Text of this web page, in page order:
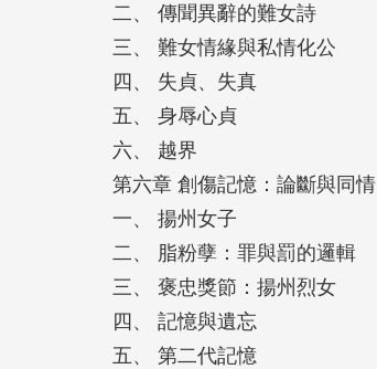
二、 傳聞異辭的難女詩
三、 難女情緣與私情化公
四、 失貞、失真
五、 身辱心貞
六、 越界
第六章 創傷記憶：論斷與同情
一、 揚州女子
二、 脂粉孽：罪與罰的邏輯
三、 褒忠獎節：揚州烈女
四、 記憶與遺忘
五、 第二代記憶